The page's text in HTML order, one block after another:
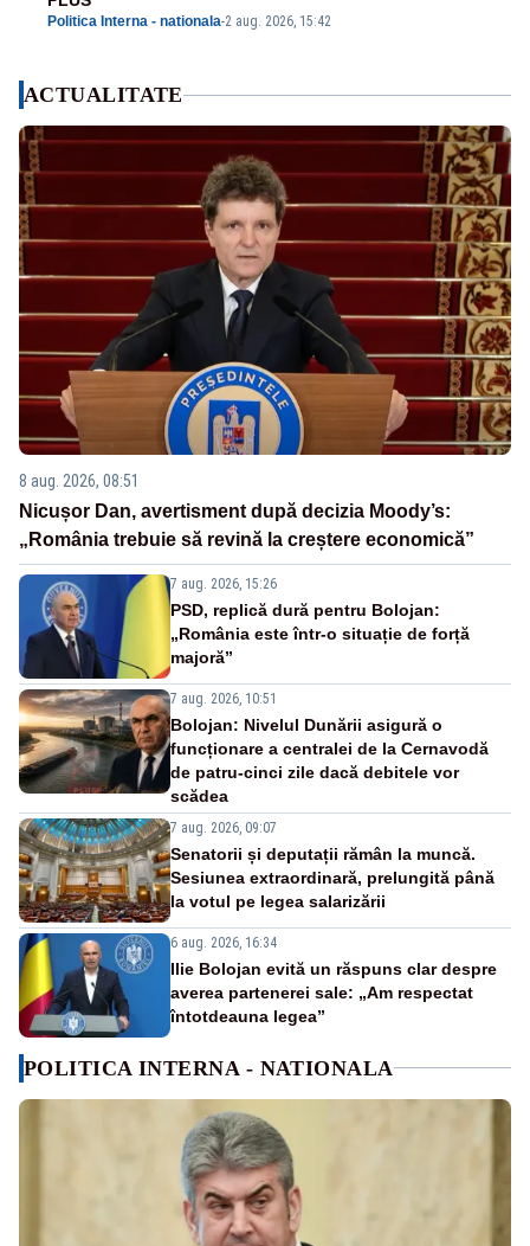
Politica Interna - nationala-2 aug. 2026, 15:42
ACTUALITATE
8 aug. 2026, 08:51
Nicușor Dan, avertisment după decizia Moody’s:
„România trebuie să revină la creștere economică”
7 aug. 2026, 15:26
PSD, replică dură pentru Bolojan:
„România este într-o situație de forță
majoră”
7 aug. 2026, 10:51
Bolojan: Nivelul Dunării asigură o
funcționare a centralei de la Cernavodă
de patru-cinci zile dacă debitele vor
scădea
7 aug. 2026, 09:07
Senatorii și deputații rămân la muncă.
Sesiunea extraordinară, prelungită până
la votul pe legea salarizării
6 aug. 2026, 16:34
Ilie Bolojan evită un răspuns clar despre
averea partenerei sale: „Am respectat
întotdeauna legea”
POLITICA INTERNA - NATIONALA